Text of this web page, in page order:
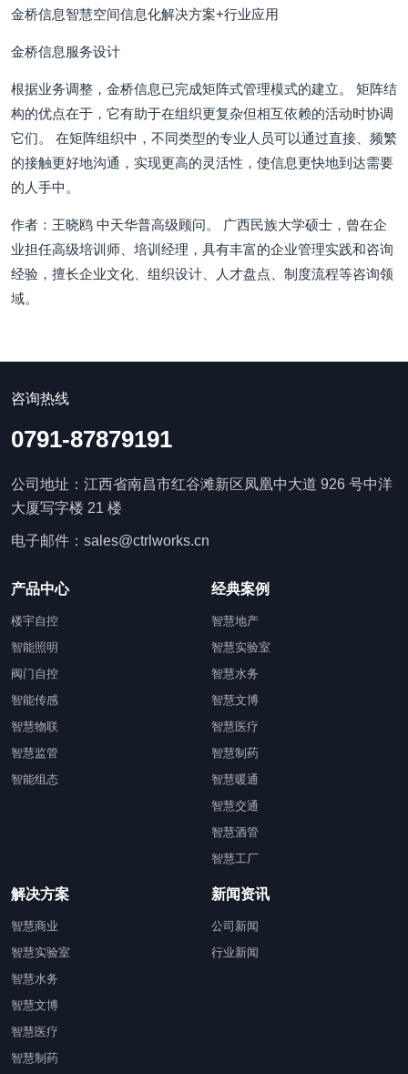
金桥信息智慧空间信息化解决方案+行业应用
金桥信息服务设计
根据业务调整，金桥信息已完成矩阵式管理模式的建立。 矩阵结
构的优点在于，它有助于在组织更复杂但相互依赖的活动时协调
它们。 在矩阵组织中，不同类型的专业人员可以通过直接、频繁
的接触更好地沟通，实现更高的灵活性，使信息更快地到达需要
的人手中。
作者：王晓鸥 中天华普高级顾问。 广西民族大学硕士，曾在企
业担任高级培训师、培训经理，具有丰富的企业管理实践和咨询
经验，擅长企业文化、组织设计、人才盘点、制度流程等咨询领
域。
咨询热线
0791-87879191
公司地址：江西省南昌市红谷滩新区凤凰中大道 926 号中洋
大厦写字楼 21 楼
电子邮件：sales@ctrlworks.cn
产品中心
楼宇自控
智能照明
阀门自控
智能传感
智慧物联
智慧监管
智能组态
经典案例
智慧地产
智慧实验室
智慧水务
智慧文博
智慧医疗
智慧制药
智慧暖通
智慧交通
智慧酒管
智慧工厂
解决方案
智慧商业
智慧实验室
智慧水务
智慧文博
智慧医疗
智慧制药
新闻资讯
公司新闻
行业新闻